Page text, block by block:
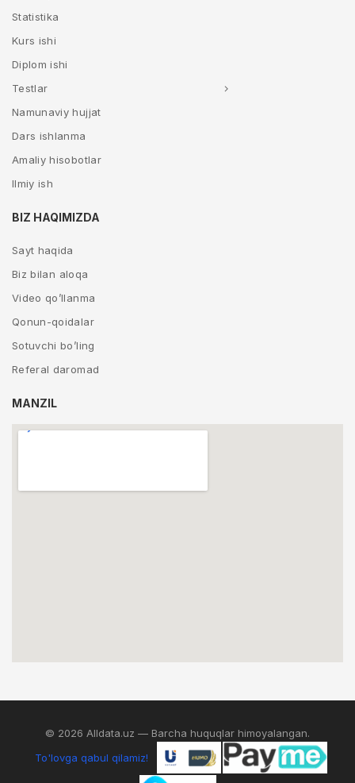
Statistika
Kurs ishi
Diplom ishi
Testlar
Namunaviy hujjat
Dars ishlanma
Amaliy hisobotlar
Ilmiy ish
BIZ HAQIMIZDA
Sayt haqida
Biz bilan aloqa
Video qo’llanma
Qonun-qoidalar
Sotuvchi bo’ling
Referal daromad
MANZIL
© 2026 Alldata.uz — Barcha huquqlar himoyalangan.
To'lovga qabul qilamiz!